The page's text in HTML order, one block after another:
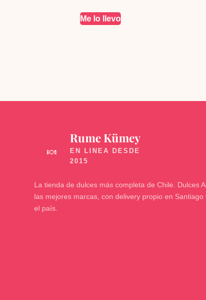
Me lo llevo
🍬
Rume Kümey
La tienda de dulces más completa de Chile. Dulces
las mejores marcas, con delivery propio en
el país.